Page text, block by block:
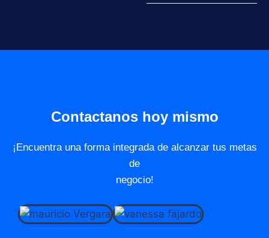
Contactanos hoy mismo
¡Encuentra una forma integrada de alcanzar tus metas
de
negocio!